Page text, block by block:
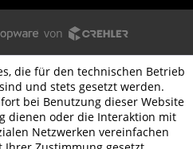
von
die für den technischen Betrieb
und stets gesetzt werden.
bei Benutzung dieser Website
dienen oder die Interaktion mit
Netzwerken vereinfachen